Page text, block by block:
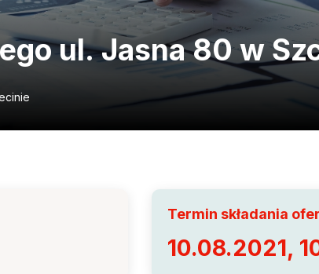
ul. Jasna 80 w
Termin składania
10.08.2021,